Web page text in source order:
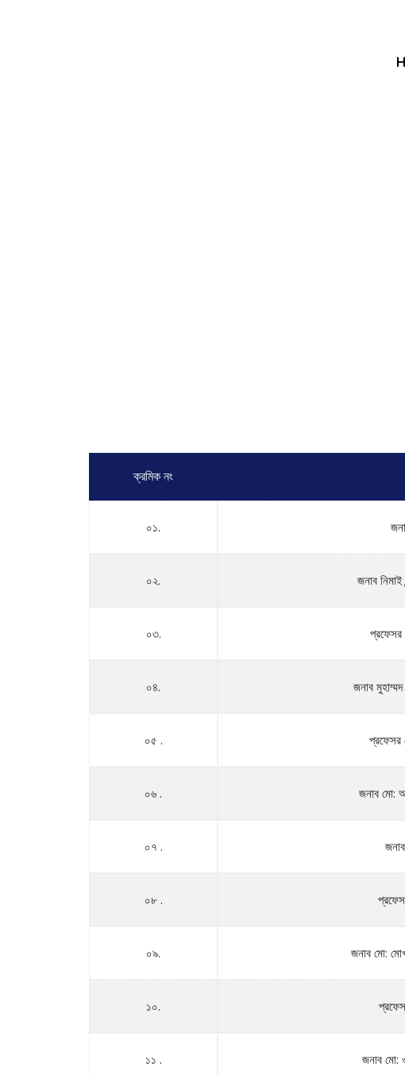
ক্রমিক নং
০১.
০২. জনাব
০৩. প্রফেসর
০৪. জনাব
০৫ . প্রফেসর
০৬ . জনাব মো:
০৭ .
০৮ .
০৯. জনাব মো:
১০.
১১ . জনাব মো: